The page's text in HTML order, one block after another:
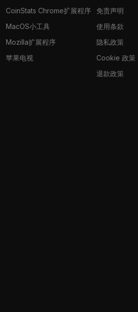
CoinStats Chrome扩展程序
MacOS小工具
Mozilla扩展程序
苹果电视
免责声明
使用条款
隐私政策
Cookie 政策
退款政策